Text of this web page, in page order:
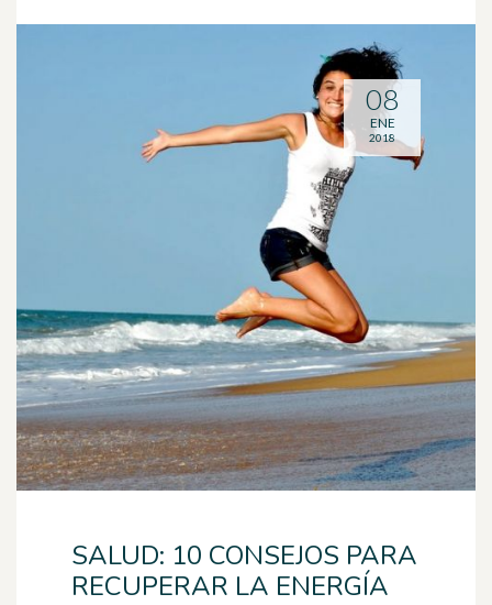
SALUD: 10 CONSEJOS PARA
RECUPERAR LA ENERGÍA
08
ENE
2018